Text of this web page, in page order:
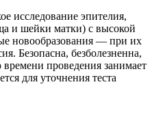
исследование эпителия,
и шейки матки) с высокой
новообразования — при их
Безопасна, безболезненна,
времени проведения занимает
для уточнения теста